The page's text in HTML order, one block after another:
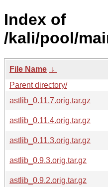
Index of
/kali/pool/
File Name ↓
Parent directory/
astlib_0.11.7.orig.tar.gz
astlib_0.11.4.orig.tar.gz
astlib_0.11.3.orig.tar.gz
astlib_0.9.3.orig.tar.gz
astlib_0.9.2.orig.tar.gz